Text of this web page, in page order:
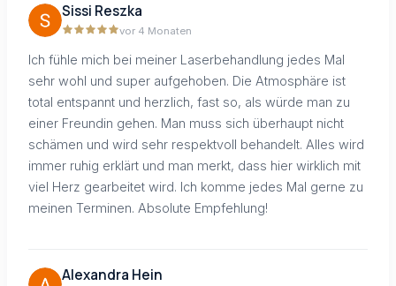
Sissi Reszka
vor 4 Monaten
Ich fühle mich bei meiner Laserbehandlung jedes Mal
sehr wohl und super aufgehoben. Die Atmosphäre ist
total entspannt und herzlich, fast so, als würde man zu
einer Freundin gehen. Man muss sich überhaupt nicht
schämen und wird sehr respektvoll behandelt. Alles wird
immer ruhig erklärt und man merkt, dass hier wirklich mit
viel Herz gearbeitet wird. Ich komme jedes Mal gerne zu
meinen Terminen. Absolute Empfehlung!
Alexandra Hein